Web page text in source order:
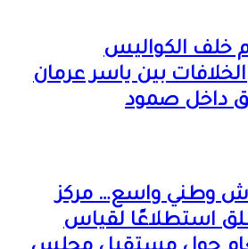
خلف الكواليس
بين ياسر عرمان
داخل صمود
وطني واسع… مركز
استطلاعًا لقياس